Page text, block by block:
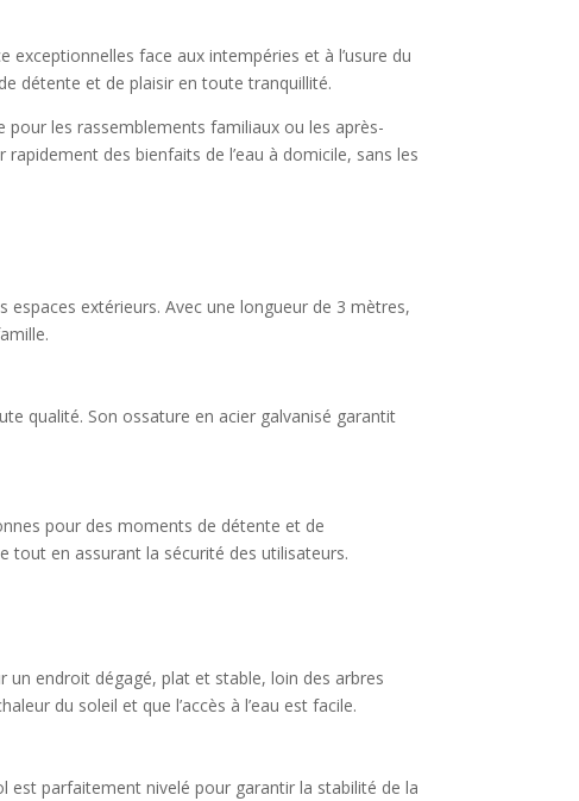
face aux intempéries et à l’usure du
détente et de plaisir en toute tranquillité.
pour les rassemblements familiaux ou les après-
des bienfaits de l’eau à domicile, sans les
extérieurs. Avec une longueur de 3 mètres,
qualité. Son ossature en acier galvanisé garantit
pour des moments de détente et de
tout en assurant la sécurité des utilisateurs.
un endroit dégagé, plat et stable, loin des arbres
du soleil et que l’accès à l’eau est facile.
est parfaitement nivelé pour garantir la stabilité de la